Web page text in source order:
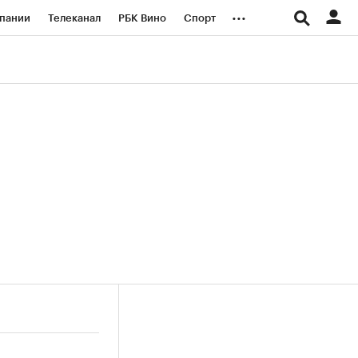
Телеканал РБК Вино Спорт ...